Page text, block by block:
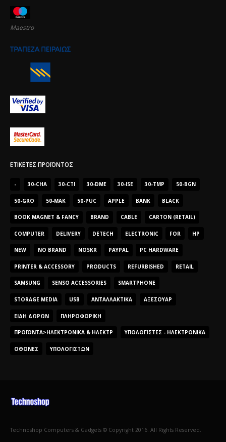
Maestro
ΕΤΙΚΈΤΕΣ ΠΡΟΪΌΝΤΟΣ
- 30-CHA 30-CTI 30-DME 30-ISE 30-TMP 50-BGN
50-GRO 50-MAK 50-PUC APPLE BANK BLACK
BOOK MAGNET & FANCY BRAND CABLE CARTON (RETAIL)
COMPUTER DELIVERY DETECH ELECTRONIC FOR HP
NEW NO BRAND NOSKR PAYPAL PC HARDWARE
PRINTER & ACCESSORY PRODUCTS REFURBISHED RETAIL
SAMSUNG SENSO ACCESSORIES SMARTPHONE
STORAGE MEDIA USB ΑΝΤΑΛΛΑΚΤΙΚΆ ΑΞΕΣΟΥΆΡ
ΕΊΔΗ ΔΏΡΩΝ ΠΛΗΡΟΦΟΡΙΚΉ
ΠΡΟΪΌΝΤΑ>ΗΛΕΚΤΡΟΝΙΚΆ & ΗΛΕΚΤΡ ΥΠΟΛΟΓΙΣΤΈΣ - ΗΛΕΚΤΡΟΝΙΚΆ
ΟΘΌΝΕΣ ΥΠΟΛΟΓΙΣΤΏΝ
Technoshop Computers & Gadgets © Copyright 2016. All Rights Reserved.